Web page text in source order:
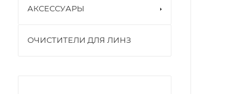
АКСЕССУАРЫ
ОЧИСТИТЕЛИ ДЛЯ ЛИНЗ